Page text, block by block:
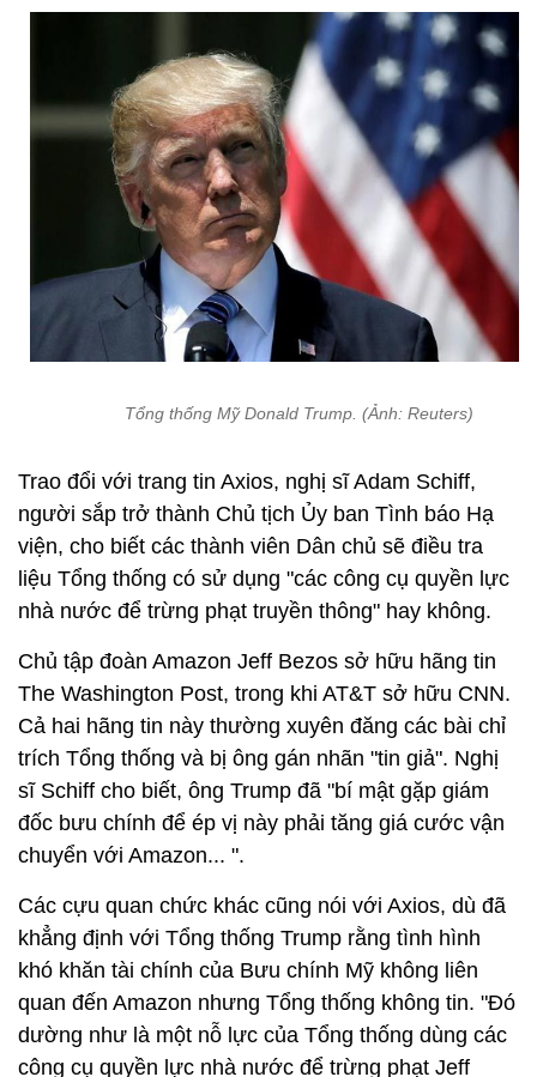
Tổng thống Mỹ Donald Trump. (Ảnh: Reuters)
Trao đổi với trang tin Axios, nghị sĩ Adam Schiff,
người sắp trở thành Chủ tịch Ủy ban Tình báo Hạ
viện, cho biết các thành viên Dân chủ sẽ điều tra
liệu Tổng thống có sử dụng "các công cụ quyền lực
nhà nước để trừng phạt truyền thông" hay không.
Chủ tập đoàn Amazon Jeff Bezos sở hữu hãng tin
The Washington Post, trong khi AT&T sở hữu CNN.
Cả hai hãng tin này thường xuyên đăng các bài chỉ
trích Tổng thống và bị ông gán nhãn "tin giả". Nghị
sĩ Schiff cho biết, ông Trump đã "bí mật gặp giám
đốc bưu chính để ép vị này phải tăng giá cước vận
chuyển với Amazon... ".
Các cựu quan chức khác cũng nói với Axios, dù đã
khẳng định với Tổng thống Trump rằng tình hình
khó khăn tài chính của Bưu chính Mỹ không liên
quan đến Amazon nhưng Tổng thống không tin. "Đó
dường như là một nỗ lực của Tổng thống dùng các
công cụ quyền lực nhà nước để trừng phạt Jeff